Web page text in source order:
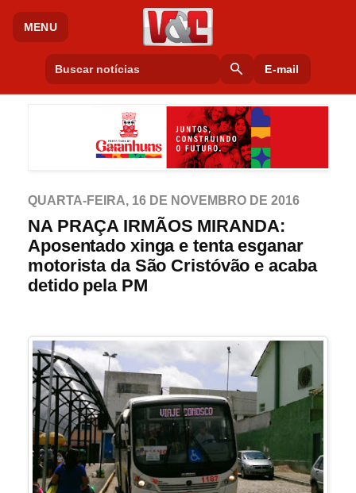
MENU
search E-mail
QUARTA-FEIRA, 16 DE NOVEMBRO DE 2016
NA PRAÇA IRMÃOS MIRANDA:
Aposentado xinga e tenta esganar
motorista da São Cristóvão e acaba
detido pela PM